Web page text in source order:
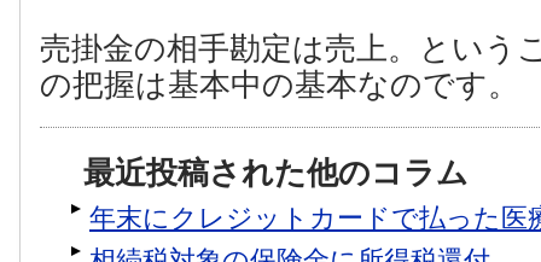
売掛金の相手勘定は売上。という
の把握は基本中の基本なのです。
最近投稿された他のコラム
年末にクレジットカードで払った医